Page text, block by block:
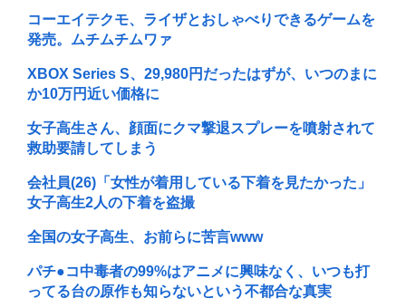
コーエイテクモ、ライザとおしゃべりできるゲームを
発売。ムチムチムワァ
XBOX Series S、29,980円だったはずが、いつのまに
か10万円近い価格に
女子高生さん、顔面にクマ撃退スプレーを噴射されて
救助要請してしまう
会社員(26)「女性が着用している下着を見たかった」
女子高生2人の下着を盗撮
全国の女子高生、お前らに苦言www
パチ●コ中毒者の99%はアニメに興味なく、いつも打
ってる台の原作も知らないという不都合な真実